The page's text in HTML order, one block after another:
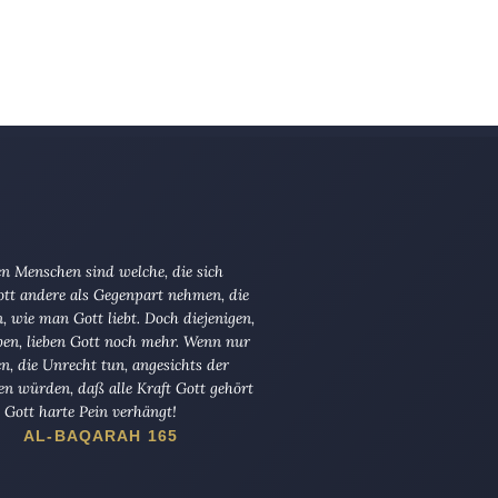
Menschen sind welche, die sich
andere als Gegenpart nehmen, die
wie man Gott liebt. Doch diejenigen,
lieben Gott noch mehr. Wenn nur
die Unrecht tun, angesichts der
würden, daß alle Kraft Gott gehört
harte Pein verhängt!
AL-BAQARAH 165